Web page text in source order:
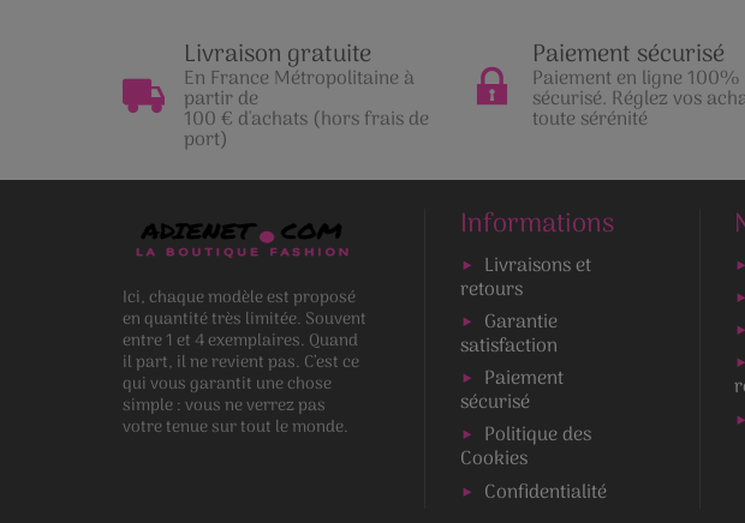
Livraison gratuite
En France Métropolitaine à
partir de
100 € d'achats (hors frais de
port)
Paiement sécurisé
Paiement en ligne 100%
sécurisé. Réglez vos
toute sérénité
Ici, chaque modèle est proposé
en quantité très limitée. Souvent
entre 1 et 4 exemplaires. Quand
il part, il ne revient pas. C’est ce
qui vous garantit une chose
simple : vous ne verrez pas
votre tenue sur tout le monde.
Informations
Livraisons et
retours
Garantie
satisfaction
Paiement
sécurisé
Politique des
Cookies
Confidentialité